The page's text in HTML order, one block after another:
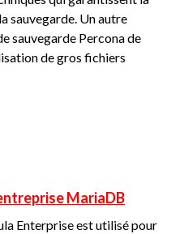
sauvegarde. Un autre
sauvegarde Percona de
de gros fichiers
MariaDB
Enterprise est utilisé pour